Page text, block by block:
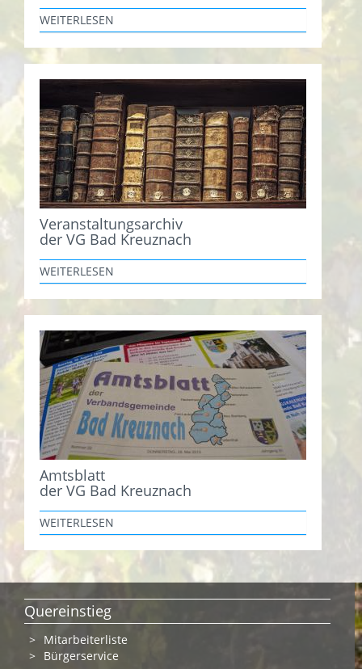
WEITERLESEN
Veranstaltungsarchiv
der VG Bad Kreuznach
WEITERLESEN
Amtsblatt
der VG Bad Kreuznach
WEITERLESEN
Quereinstieg
Mitarbeiterliste
Bürgerservice